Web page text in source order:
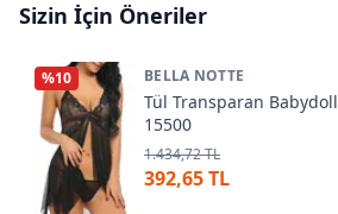
Sizin İçin Öneriler
%10 BELLA NOTTE
Tül Transparan
15500
1.434,72 TL
392,65 TL